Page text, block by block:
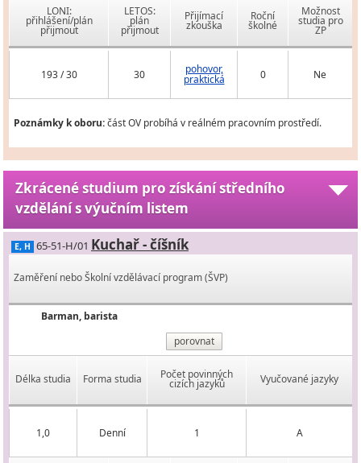
LONI:
přihlášení/plán
přijmout
LETOS:
plán
přijmout
Přijímací
zkouška
Roční
školné
Možnost
studia pro
ZP
193 / 30 30 pohovor,
praktická 0 Ne
Poznámky k oboru:část OV probíhá v reálném pracovním prostředí.
Zkrácené studium pro získání středního
vzdělání s výučním listem
E, H 65-51-H/01 Kuchař - číšník
Zaměření nebo Školní vzdělávací program (ŠVP)
Barman, barista
porovnat
Délka studia Forma studia Počet povinných
cizích jazyků Vyučované jazyky
1,0 Denní 1 A